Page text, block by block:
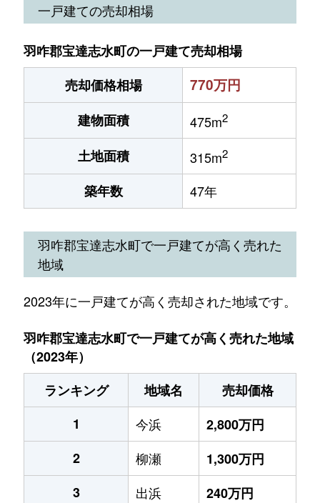
一戸建ての売却相場
羽咋郡宝達志水町の一戸建て売却相場
売却価格相場
770万円
建物面積 475m2
土地面積 315m2
築年数 47年
羽咋郡宝達志水町で一戸建てが高く売れた
地域
2023年に一戸建てが高く売却された地域です。
羽咋郡宝達志水町で一戸建てが高く売れた地域
（2023年）
ランキング
地域名
売却価格
1
今浜
2,800万円
2
柳瀬
1,300万円
3
出浜
240万円